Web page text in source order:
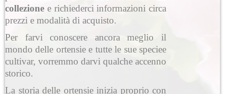
collezione e richiederci informazioni circa
prezzi e modalità di acquisto.
Per farvi conoscere ancora meglio il
mondo delle ortensie e tutte le sue speciee
cultivar, vorremmo darvi qualche accenno
storico.
La storia delle ortensie inizia proprio con